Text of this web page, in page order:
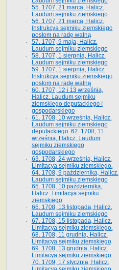
55. 1707, 21 marca, Halicz.
Laudum sejmiku ziemskiego
56. 1707, 21 marca, Halicz.
Instrukcya sejmiku ziemskiego
posłom na radę walną
57. 1707, 9 maja, Halicz.
Laudum sejmiku ziemskiego
58. 1707, 1 sierpnia, Halicz.
Laudum sejmiku ziemskiego
59. 1707, 1 sierpnia, Halicz.
Instrukcya sejmiku ziemskiego
posłom na radę walną
60. 1707, 12 i 13 września,
Halicz. Laudum sejmiku
ziemskiego deputackiego i
gospodarskiego
61. 1708, 10 września, Halicz.
Laudum sejmiku ziemskiego
deputackiego. 62. 1708, 11
września, Halicz. Laudum
sejmiku ziemskiego
gospodarskiego
63. 1708, 24 września, Halicz.
Limitacya sejmiku ziemskiego.
64. 1708, 9 października, Halicz.
Laudum sejmiku ziemskiego
65­. 1708, 10 października,
Halicz. Limitacya sejmiku
ziemskiego
66. 1708, 13 listopada, Halicz.
Laudum sejmiku ziemskiego
67. 1708, 15 listopada, Halicz.
Limitacya sejmiku ziemskiego.
68. 1708, 11 grudnia, Halicz.
Limitacya sejmiku ziemskiego
69. 1708, 13 grudnia, Halicz.
Limitacya sejmiku ziemskiego.
70. 1709, 17 stycznia, Halicz.